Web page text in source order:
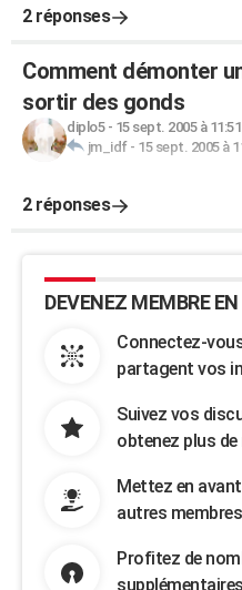
2 réponses
Comment démonter
sortir des gonds
diplo5- 15 sept. 2005 à 11:51
jm_idf- 15 sept. 2005 à
2 réponses
DEVENEZ MEMBRE
Connectez-
partagent vos
Suivez vos
obtenez plus
Mettez en
autres membres
Profitez de